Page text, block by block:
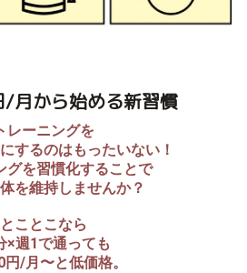
から始める新習慣
レーニングを
するのはもったいない！
グを習慣化することで
を維持しませんか？
とことこなら
×週1で通っても
円/月〜と低価格。